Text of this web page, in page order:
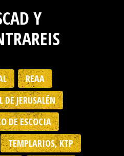
Y
REAA
DE JERUSALÉN
DE ESCOCIA
TEMPLARIOS, KTP